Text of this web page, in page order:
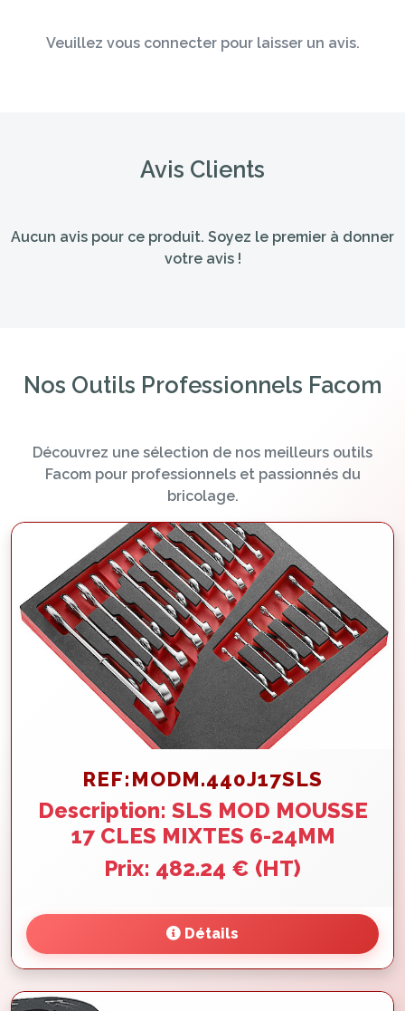
Veuillez vous connecter pour laisser un avis.
Avis Clients
Aucun avis pour ce produit. Soyez le premier à donner
votre avis !
Nos Outils Professionnels Facom
Découvrez une sélection de nos meilleurs outils
Facom pour professionnels et passionnés du
bricolage.
REF:MODM.440J17SLS
Description: SLS MOD MOUSSE
17 CLES MIXTES 6-24MM
Prix: 482.24 € (HT)
Détails